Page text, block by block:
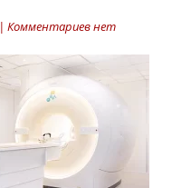
| Комментариев нет